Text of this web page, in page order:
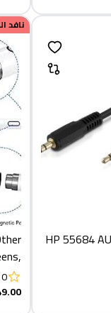
HP 55684
نافد
0